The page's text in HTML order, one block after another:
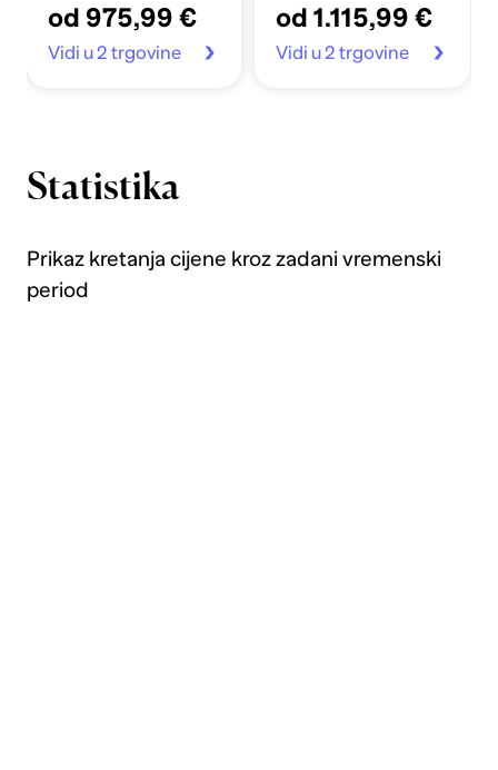
antracitna
poliratan, Vrtni stol
150x100x73 cm
poliratan, Vrtne
4 kom antracit
poliratan
od 975,99 €
Vidi u 2 trgovine
od 1.115,99 €
Vidi u 2 trgovine
Statistika
Prikaz kretanja cijene kroz zadani vremenski
period